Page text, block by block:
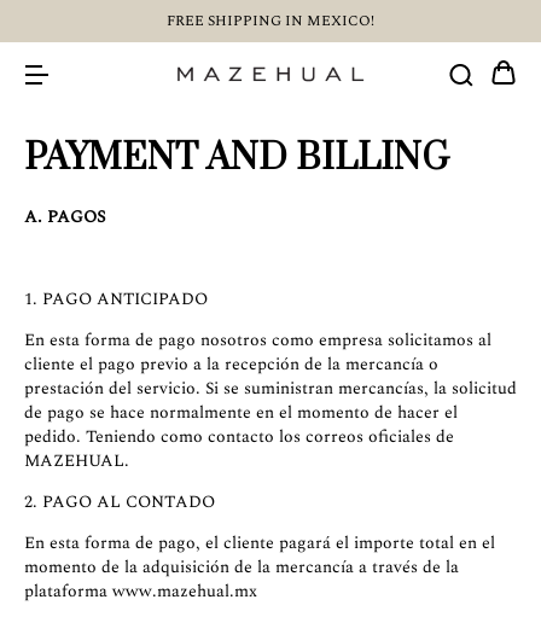
FREE SHIPPING IN MEXICO!
PAYMENT AND BILLING
A. PAGOS
1. PAGO ANTICIPADO
En esta forma de pago nosotros como empresa solicitamos al
cliente el pago previo a la recepción de la mercancía o
prestación del servicio. Si se suministran mercancías, la solicitud
de pago se hace normalmente en el momento de hacer el
pedido. Teniendo como contacto los correos oficiales de
MAZEHUAL.
2. PAGO AL CONTADO
En esta forma de pago, el cliente pagará el importe total en el
momento de la adquisición de la mercancía a través de la
plataforma www.mazehual.mx